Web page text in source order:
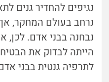
נגיפים להחדיר גנים
נרחב בעולם המחקר,
נבחנה בבני אדם.
הייתה לבדוק את
לתרפיה גנטית בבני